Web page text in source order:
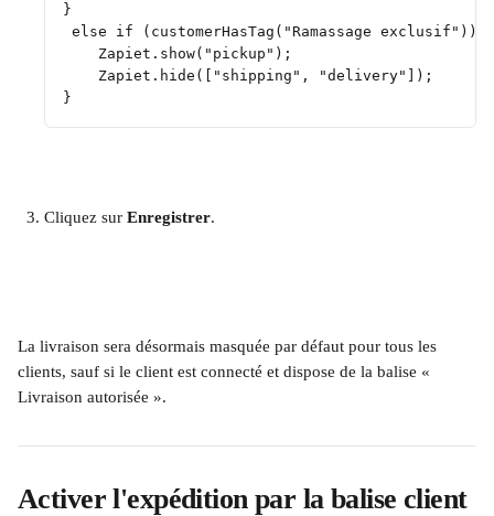
}
else if (customerHasTag("Ramassage exclusif")) {
    Zapiet.show("pickup");
    Zapiet.hide(["shipping", "delivery"]);
}
Cliquez sur Enregistrer.
La livraison sera désormais masquée par défaut pour tous les
clients, sauf si le client est connecté et dispose de la balise «
Livraison autorisée ».
Activer l'expédition par la balise client